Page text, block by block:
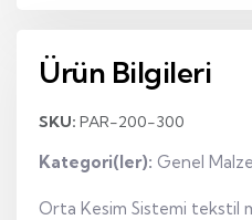
Ürün Bilgileri
SKU: PAR-200-300
Kategori(ler): Genel
Orta Kesim Sistemi tekstil